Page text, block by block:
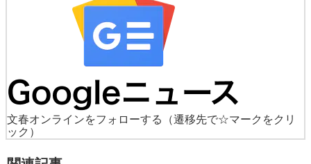
文春オンラインをフォローする
（遷移先で☆マークをクリ
ック）